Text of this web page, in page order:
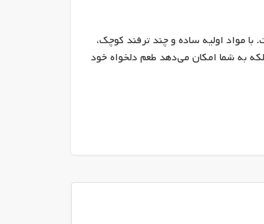
مواد اولیه ساده و چند ترفند کوچک،
به شما امکان می‌دهد طعم دلخواه خود